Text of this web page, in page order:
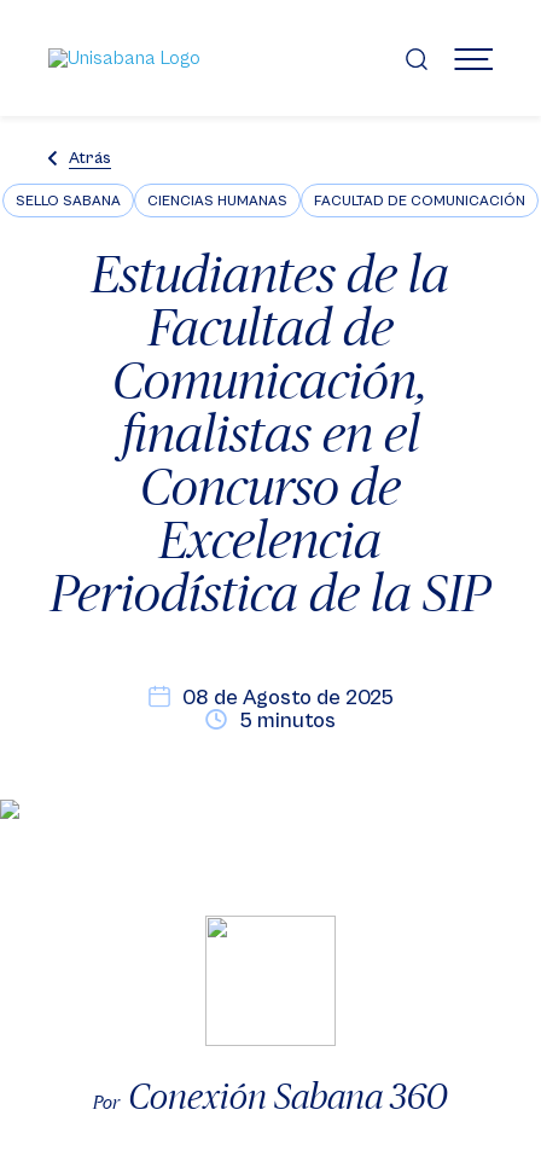
contenido
principal
MENÚ
Atrás
SELLO SABANA CIENCIAS HUMANAS FACULTAD DE COMUNICACIÓN
Estudiantes de la
Facultad de
Comunicación,
finalistas en el
Concurso de
Excelencia
Periodística de la SIP
08 de Agosto de 2025
5 minutos
Por Conexión Sabana 360